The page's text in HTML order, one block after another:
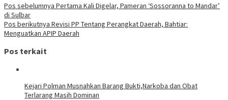
Pos sebelumnya Pertama Kali Digelar, Pameran ‘Sossoranna to Mandar’
di Sulbar
Pos berikutnya Revisi PP Tentang Perangkat Daerah, Bahtiar:
Menguatkan APIP Daerah
Pos terkait
Kejari Polman Musnahkan Barang Bukti,Narkoba dan Obat
Terlarang Masih Dominan